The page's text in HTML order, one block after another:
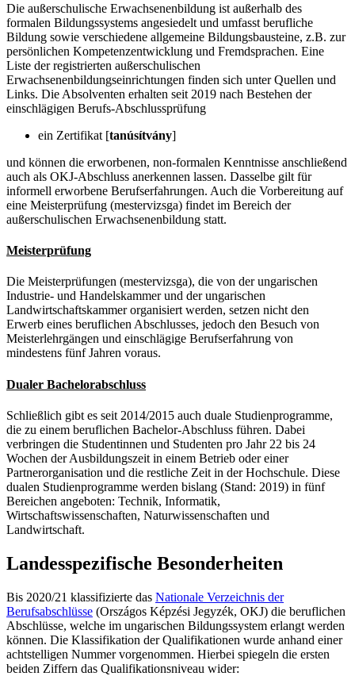
Die außerschulische Erwachsenenbildung ist außerhalb des
formalen Bildungssystems angesiedelt und umfasst berufliche
Bildung sowie verschiedene allgemeine Bildungsbausteine, z.B. zur
persönlichen Kompetenzentwicklung und Fremdsprachen. Eine
Liste der registrierten außerschulischen
Erwachsenenbildungseinrichtungen finden sich unter Quellen und
Links. Die Absolventen erhalten seit 2019 nach Bestehen der
einschlägigen Berufs-Abschlussprüfung
ein Zertifikat [tanúsítvány]
und können die erworbenen, non-formalen Kenntnisse anschließend
auch als OKJ-Abschluss anerkennen lassen. Dasselbe gilt für
informell erworbene Berufserfahrungen. Auch die Vorbereitung auf
eine Meisterprüfung (mestervizsga) findet im Bereich der
außerschulischen Erwachsenenbildung statt.
Meisterprüfung
Die Meisterprüfungen (mestervizsga), die von der ungarischen
Industrie- und Handelskammer und der ungarischen
Landwirtschaftskammer organisiert werden, setzen nicht den
Erwerb eines beruflichen Abschlusses, jedoch den Besuch von
Meisterlehrgängen und einschlägige Berufserfahrung von
mindestens fünf Jahren voraus.
Dualer Bachelorabschluss
Schließlich gibt es seit 2014/2015 auch duale Studienprogramme,
die zu einem beruflichen Bachelor-Abschluss führen. Dabei
verbringen die Studentinnen und Studenten pro Jahr 22 bis 24
Wochen der Ausbildungszeit in einem Betrieb oder einer
Partnerorganisation und die restliche Zeit in der Hochschule. Diese
dualen Studienprogramme werden bislang (Stand: 2019) in fünf
Bereichen angeboten: Technik, Informatik,
Wirtschaftswissenschaften, Naturwissenschaften und
Landwirtschaft.
Landesspezifische Besonderheiten
Bis 2020/21 klassifizierte das Nationale Verzeichnis der
Berufsabschlüsse (Országos Képzési Jegyzék, OKJ) die beruflichen
Abschlüsse, welche im ungarischen Bildungssystem erlangt werden
können. Die Klassifikation der Qualifikationen wurde anhand einer
achtstelligen Nummer vorgenommen. Hierbei spiegeln die ersten
beiden Ziffern das Qualifikationsniveau wider: